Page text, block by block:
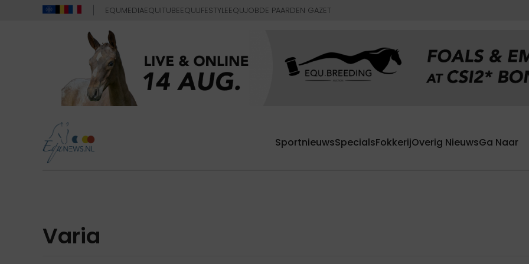
EQUMEDIAEQUITUBEEQULIFESTYLEEQUJOBDE PAARDEN GAZET
SportnieuwsSpecialsFokkerijOverig NieuwsGa Naar
Varia